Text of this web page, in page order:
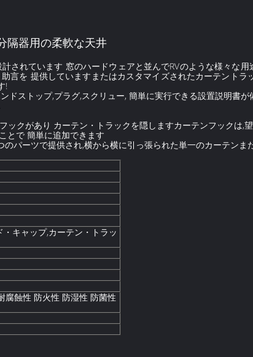
隔器用の柔軟な天井
されています 窓のハードウェアと並んでRVのような様々な
言を 提供していますまたはカスタマイズされたカーテントラ
!
ドストップ,プラグ,スクリュー, 簡単に実行できる設置説明書
クがあり カーテン・トラックを隠しますカーテンフックは,
とで 簡単に追加できます
パーツで提供され,横から横に引っ張られた単一のカーテンま
キャップ,カーテン・トラッ
腐蝕性 防火性 防湿性 防菌性